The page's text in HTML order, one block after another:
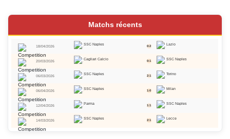
Matchs récents
18/04/2026
SSC Naples 0:2 Lazio
20/03/2026
Cagliari Calcio 0:1 SSC Naples
06/03/2026
SSC Naples 2:1 Torino
06/04/2026
SSC Naples 1:0 Milan
12/04/2026
Parma 1:1 SSC Naples
14/03/2026
SSC Naples 2:1 Lecce